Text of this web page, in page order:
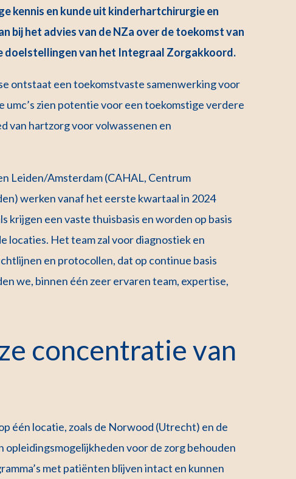
kennis en kunde uit kinderhartchirurgie en
bij het advies van de NZa over de toekomst van
doelstellingen van het Integraal Zorgakkoord.
ontstaat een toekomstvaste samenwerking voor
zien potentie voor een toekomstige verdere
van hartzorg voor volwassenen en
Leiden/Amsterdam (CAHAL, Centrum
werken vanaf het eerste kwartaal in 2024
krijgen een vaste thuisbasis en worden op basis
locaties. Het team zal voor diagnostiek en
en protocollen, dat op continue basis
we, binnen één zeer ervaren team, expertise,
concentratie van
één locatie, zoals de Norwood (Utrecht) en de
opleidingsmogelijkheden voor de zorg behouden
met patiënten blijven intact en kunnen